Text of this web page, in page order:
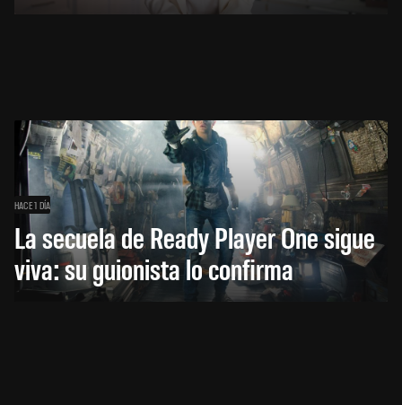
HACE 1 DÍA
La secuela de Ready Player One sigue
viva: su guionista lo confirma